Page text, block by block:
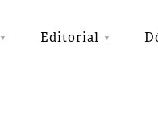
Editorial